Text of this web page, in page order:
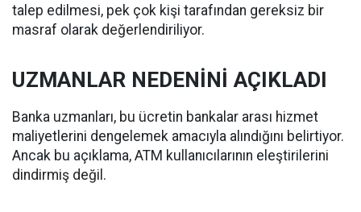
talep edilmesi, pek çok kişi tarafından gereksiz bir
masraf olarak değerlendiriliyor.
UZMANLAR NEDENİNİ AÇIKLADI
Banka uzmanları, bu ücretin bankalar arası hizmet
maliyetlerini dengelemek amacıyla alındığını belirtiyor.
Ancak bu açıklama, ATM kullanıcılarının eleştirilerini
dindirmiş değil.